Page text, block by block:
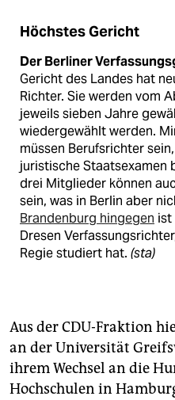
Höchstes Gericht
Der Berliner
Gericht des Landes hat
Richter. Sie werden vom
jeweils sieben Jahre
wiedergewählt werden.
müssen Berufsrichter
juristische Staatsexamen
drei Mitglieder können
sein, was in Berlin aber
Brandenburg hingegen ist
Dresen
Regie studiert hat. (sta)
Aus der CDU-Fraktion
an der Universität
ihrem Wechsel an die
Hochschulen in